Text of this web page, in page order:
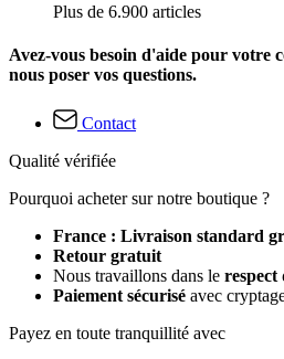
Plus de 6.900 articles
Avez-vous besoin d'aide pour votre
nous poser vos questions.
Contact
Qualité vérifiée
Pourquoi acheter sur notre boutique ?
France : Livraison standard
Retour gratuit
Nous travaillons dans le respect
Paiement sécurisé avec
Payez en toute tranquillité avec